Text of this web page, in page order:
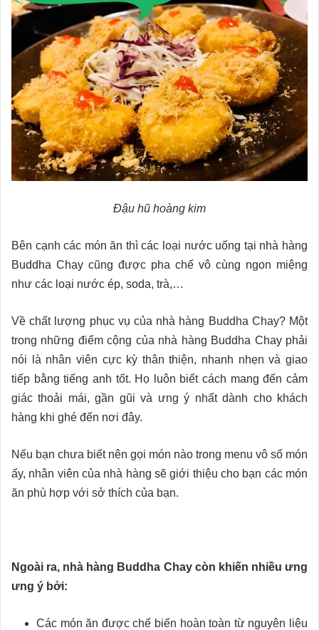
Đậu hũ hoàng kim
Bên cạnh các món ăn thì các loại nước uống tại nhà hàng
Buddha Chay cũng được pha chế vô cùng ngon miệng
như các loại nước ép, soda, trà,…
Về chất lượng phục vụ của nhà hàng Buddha Chay? Một
trong những điểm cộng của nhà hàng Buddha Chay phải
nói là nhân viên cực kỳ thân thiện, nhanh nhẹn và giao
tiếp bằng tiếng anh tốt. Họ luôn biết cách mang đến cảm
giác thoải mái, gần gũi và ưng ý nhất dành cho khách
hàng khi ghé đến nơi đây.
Nếu bạn chưa biết nên gọi món nào trong menu vô số món
ấy, nhân viên của nhà hàng sẽ giới thiệu cho bạn các món
ăn phù hợp với sở thích của bạn.
Ngoài ra, nhà hàng Buddha Chay còn khiến nhiều ưng
ưng ý bởi:
Các món ăn được chế biến hoàn toàn từ nguyên liệu